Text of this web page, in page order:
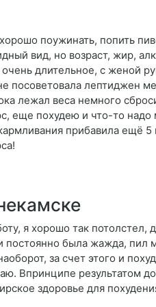
поужинать, попить
вид, но возраст, жир,
длительное, с женой
посоветовала лептиджен
лежал веса немного
еще похудею и что-то надо
прибавила ещё 5
я хорошо так потолстел,
постоянно была жажда, пил
за счет этого и
Впринципе результатом
здоровье для